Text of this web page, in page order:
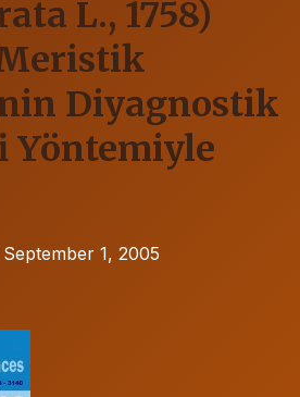
L., 1758)
Diyagnostik
Yöntemiyle
September 1, 2005